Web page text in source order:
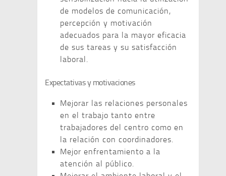
de modelos de comunicación,
percepción y motivación
adecuados para la mayor eficacia
de sus tareas y su satisfacción
laboral.
Expectativas y motivaciones
Mejorar las relaciones personales
en el trabajo tanto entre
trabajadores del centro como en
la relación con coordinadores.
Mejor enfrentamiento a la
atención al público.